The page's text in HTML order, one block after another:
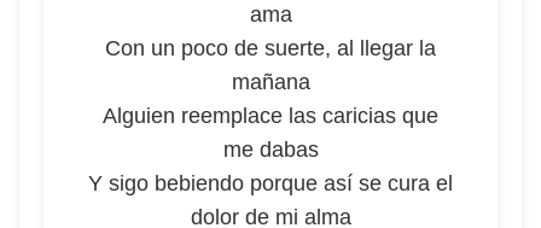
ama
Con un poco de suerte, al llegar la
mañana
Alguien reemplace las caricias que
me dabas
Y sigo bebiendo porque así se cura el
dolor de mi alma